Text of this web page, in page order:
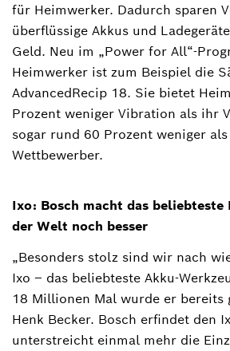
für Heimwerker. Dadurch sparen
überflüssige Akkus und
Geld. Neu im „Power for All“-
Heimwerker ist zum Beispiel die
AdvancedRecip 18. Sie bietet
Prozent weniger Vibration als ihr
sogar rund 60 Prozent weniger
Wettbewerber.
Ixo: Bosch macht das beliebteste
der Welt noch besser
„Besonders stolz sind wir nach
Ixo ‒ das beliebteste Akku-
18 Millionen Mal wurde er bereits
Henk Becker. Bosch erfindet den
unterstreicht einmal mehr die